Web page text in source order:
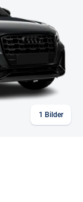
1 Bilder